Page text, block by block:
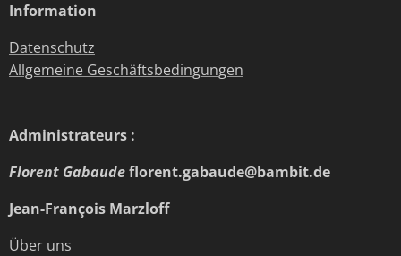
Information
Datenschutz
Allgemeine Geschäftsbedingungen
Administrateurs :
Florent Gabaudeflorent.gabaude@bambit.de
Jean-François Marzloff
Über uns